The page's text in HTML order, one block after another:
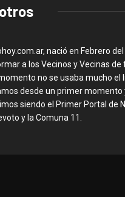
nació en Febrero
a los Vecinos y Vecinas de
no se usaba mucho el
desde un primer momento
siendo el Primer Portal de
y la Comuna 11.